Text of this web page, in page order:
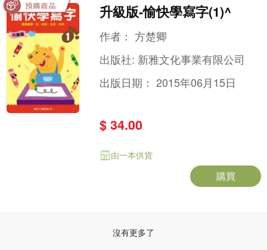
升級版-愉快學寫字(1)^
作者：方楚卿
出版社: 新雅文化事業有限公司
出版日期：2015年06月15日
$ 34.00
由一本供貨
購買
沒有更多了